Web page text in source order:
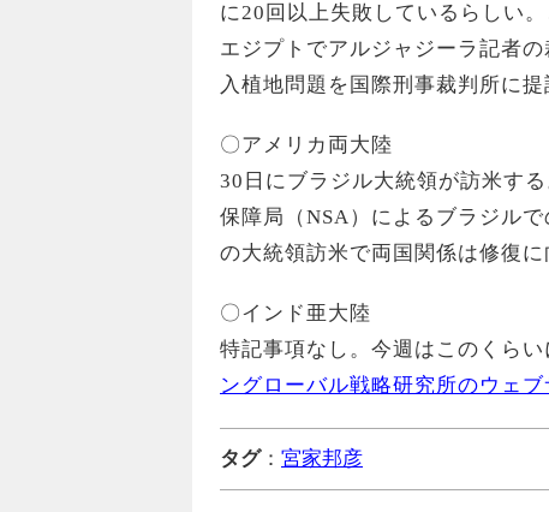
に20回以上失敗しているらしい
エジプトでアルジャジーラ記者
入植地問題を国際刑事裁判所に
〇アメリカ両大陸
30日にブラジル大統領が訪米す
保障局（NSA）によるブラジル
の大統領訪米で両国関係は修復に
〇インド亜大陸
特記事項なし。今週はこのくら
ングローバル戦略研究所のウェブ
タグ： 宮家邦彦